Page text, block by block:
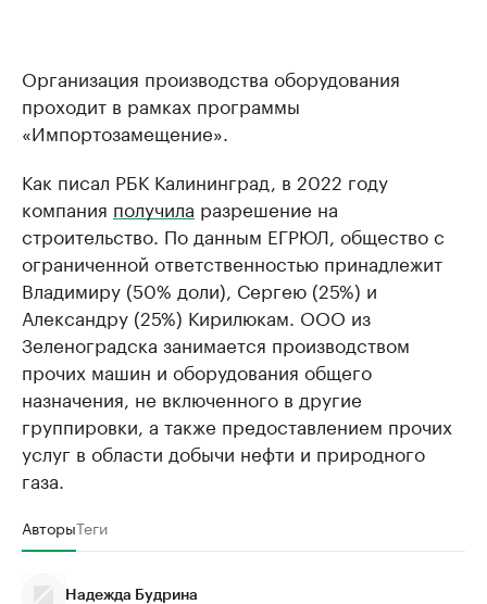
Организация производства оборудования
проходит в рамках программы
«Импортозамещение».
Как писал РБК Калининград, в 2022 году
компания получила разрешение на
строительство. По данным ЕГРЮЛ, общество с
ограниченной ответственностью принадлежит
Владимиру (50% доли), Сергею (25%) и
Александру (25%) Кирилюкам. ООО из
Зеленоградска занимается производством
прочих машин и оборудования общего
назначения, не включенного в другие
группировки, а также предоставлением прочих
услуг в области добычи нефти и природного
газа.
АвторыТеги
Надежда Будрина